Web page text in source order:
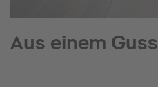
Aus einem Guss